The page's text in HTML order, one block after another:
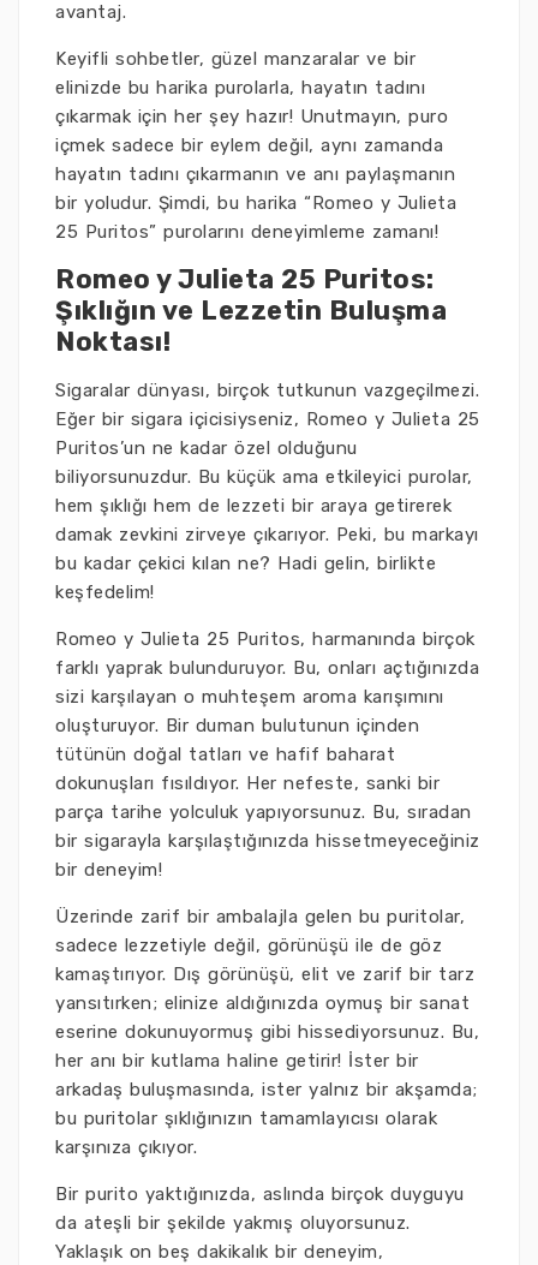
avantaj.
Keyifli sohbetler, güzel manzaralar ve bir
elinizde bu harika purolarla, hayatın tadını
çıkarmak için her şey hazır! Unutmayın, puro
içmek sadece bir eylem değil, aynı zamanda
hayatın tadını çıkarmanın ve anı paylaşmanın
bir yoludur. Şimdi, bu harika “Romeo y Julieta
25 Puritos” purolarını deneyimleme zamanı!
Romeo y Julieta 25 Puritos:
Şıklığın ve Lezzetin Buluşma
Noktası!
Sigaralar dünyası, birçok tutkunun vazgeçilmezi.
Eğer bir sigara içicisiyseniz, Romeo y Julieta 25
Puritos’un ne kadar özel olduğunu
biliyorsunuzdur. Bu küçük ama etkileyici purolar,
hem şıklığı hem de lezzeti bir araya getirerek
damak zevkini zirveye çıkarıyor. Peki, bu markayı
bu kadar çekici kılan ne? Hadi gelin, birlikte
keşfedelim!
Romeo y Julieta 25 Puritos, harmanında birçok
farklı yaprak bulunduruyor. Bu, onları açtığınızda
sizi karşılayan o muhteşem aroma karışımını
oluşturuyor. Bir duman bulutunun içinden
tütünün doğal tatları ve hafif baharat
dokunuşları fısıldıyor. Her nefeste, sanki bir
parça tarihe yolculuk yapıyorsunuz. Bu, sıradan
bir sigarayla karşılaştığınızda hissetmeyeceğiniz
bir deneyim!
Üzerinde zarif bir ambalajla gelen bu puritolar,
sadece lezzetiyle değil, görünüşü ile de göz
kamaştırıyor. Dış görünüşü, elit ve zarif bir tarz
yansıtırken; elinize aldığınızda oymuş bir sanat
eserine dokunuyormuş gibi hissediyorsunuz. Bu,
her anı bir kutlama haline getirir! İster bir
arkadaş buluşmasında, ister yalnız bir akşamda;
bu puritolar şıklığınızın tamamlayıcısı olarak
karşınıza çıkıyor.
Bir purito yaktığınızda, aslında birçok duyguyu
da ateşli bir şekilde yakmış oluyorsunuz.
Yaklaşık on beş dakikalık bir deneyim,